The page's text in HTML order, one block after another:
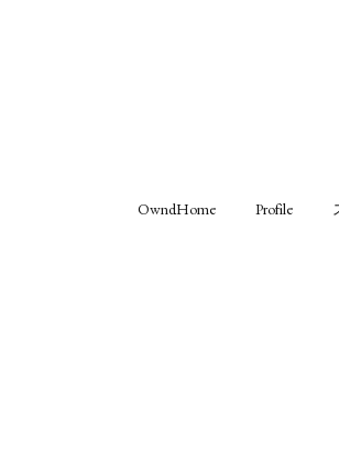
OwndHome Profile